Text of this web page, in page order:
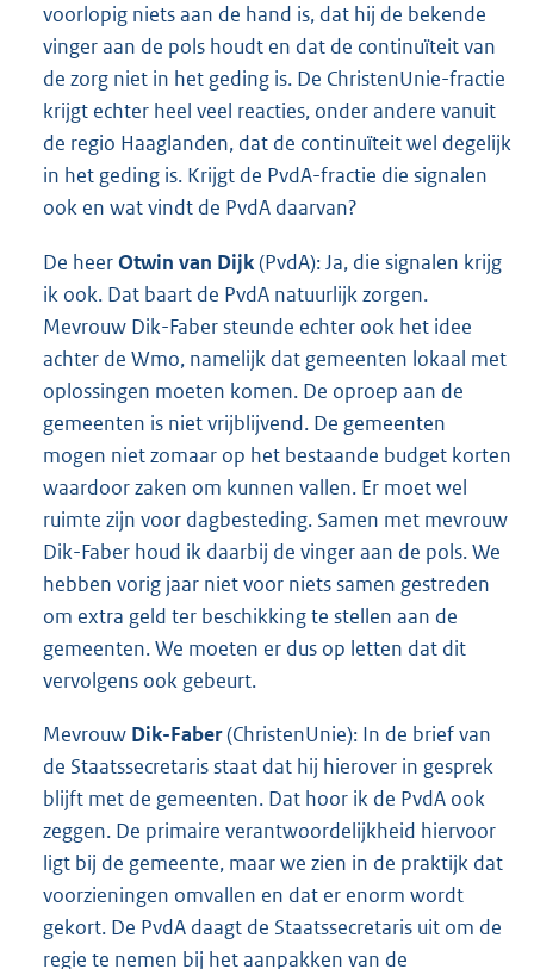
voorlopig niets aan de hand is, dat hij de bekende
vinger aan de pols houdt en dat de continuïteit van
de zorg niet in het geding is. De ChristenUnie-fractie
krijgt echter heel veel reacties, onder andere vanuit
de regio Haaglanden, dat de continuïteit wel degelijk
in het geding is. Krijgt de PvdA-fractie die signalen
ook en wat vindt de PvdA daarvan?
De heerOtwin van Dijk(PvdA): Ja, die signalen krijg
ik ook. Dat baart de PvdA natuurlijk zorgen.
Mevrouw Dik-Faber steunde echter ook het idee
achter de Wmo, namelijk dat gemeenten lokaal met
oplossingen moeten komen. De oproep aan de
gemeenten is niet vrijblijvend. De gemeenten
mogen niet zomaar op het bestaande budget korten
waardoor zaken om kunnen vallen. Er moet wel
ruimte zijn voor dagbesteding. Samen met mevrouw
Dik-Faber houd ik daarbij de vinger aan de pols. We
hebben vorig jaar niet voor niets samen gestreden
om extra geld ter beschikking te stellen aan de
gemeenten. We moeten er dus op letten dat dit
vervolgens ook gebeurt.
Mevrouw Dik-Faber(ChristenUnie): In de brief van
de Staatssecretaris staat dat hij hierover in gesprek
blijft met de gemeenten. Dat hoor ik de PvdA ook
zeggen. De primaire verantwoordelijkheid hiervoor
ligt bij de gemeente, maar we zien in de praktijk dat
voorzieningen omvallen en dat er enorm wordt
gekort. De PvdA daagt de Staatssecretaris uit om de
regie te nemen bij het aanpakken van de